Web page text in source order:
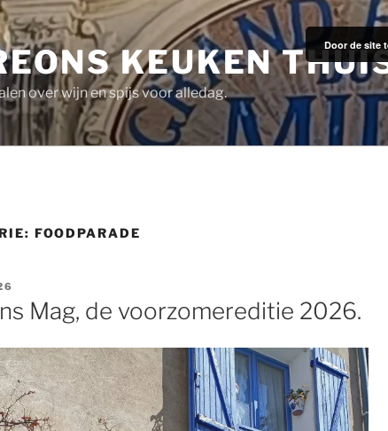
KEUKEN
over wijn en spijs voor alledag.
FOODPARADE
Mag, de voorzomereditie 2026.
Door de site